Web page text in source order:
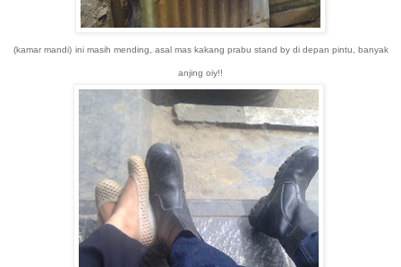
(kamar mandi) ini masih mending, asal mas kakang prabu stand by di depan pintu, banyak
anjing oiy!!